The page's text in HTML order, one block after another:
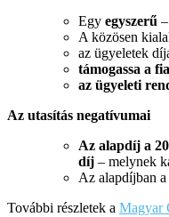
Egy egyszerű
A közösen
az ügyeletek
támogassa a
az ügyeleti
Az utasítás negatívumai
Az alapdíj a
díj – melynek
Az alapdíjban
További részletek a Magyar